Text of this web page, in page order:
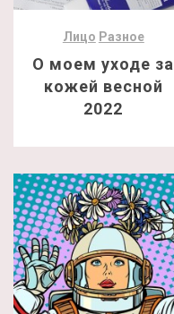
Лицо Разное
О моем уходе за
кожей весной
2022